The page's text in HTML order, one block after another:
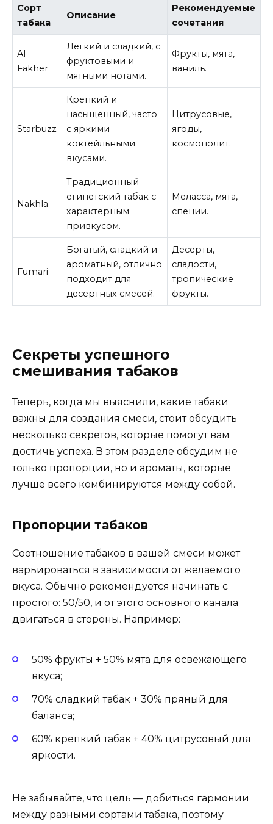
Сорт
табака
Описание
Рекомендуемые
сочетания
Al
Fakher
Лёгкий и сладкий, с
фруктовыми и
мятными нотами.
Фрукты, мята,
ваниль.
Starbuzz
Крепкий и
насыщенный, часто
с яркими
коктейльными
вкусами.
Цитрусовые,
ягоды,
космополит.
Nakhla
Традиционный
египетский табак с
характерным
привкусом.
Меласса, мята,
специи.
Fumari
Богатый, сладкий и
ароматный, отлично
подходит для
десертных смесей.
Десерты,
сладости,
тропические
фрукты.
Секреты успешного
смешивания табаков
Теперь, когда мы выяснили, какие табаки
важны для создания смеси, стоит обсудить
несколько секретов, которые помогут вам
достичь успеха. В этом разделе обсудим не
только пропорции, но и ароматы, которые
лучше всего комбинируются между собой.
Пропорции табаков
Соотношение табаков в вашей смеси может
варьироваться в зависимости от желаемого
вкуса. Обычно рекомендуется начинать с
простого: 50/50, и от этого основного канала
двигаться в стороны. Например:
50% фрукты + 50% мята для освежающего
вкуса;
70% сладкий табак + 30% пряный для
баланса;
60% крепкий табак + 40% цитрусовый для
яркости.
Не забывайте, что цель — добиться гармонии
между разными сортами табака, поэтому